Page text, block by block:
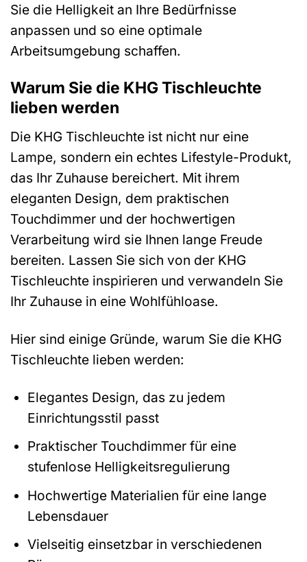
Sie die Helligkeit an Ihre Bedürfnisse
anpassen und so eine optimale
Arbeitsumgebung schaffen.
Warum Sie die KHG Tischleuchte
lieben werden
Die KHG Tischleuchte ist nicht nur eine
Lampe, sondern ein echtes Lifestyle-Produkt,
das Ihr Zuhause bereichert. Mit ihrem
eleganten Design, dem praktischen
Touchdimmer und der hochwertigen
Verarbeitung wird sie Ihnen lange Freude
bereiten. Lassen Sie sich von der KHG
Tischleuchte inspirieren und verwandeln Sie
Ihr Zuhause in eine Wohlfühloase.
Hier sind einige Gründe, warum Sie die KHG
Tischleuchte lieben werden:
Elegantes Design, das zu jedem
Einrichtungsstil passt
Praktischer Touchdimmer für eine
stufenlose Helligkeitsregulierung
Hochwertige Materialien für eine lange
Lebensdauer
Vielseitig einsetzbar in verschiedenen